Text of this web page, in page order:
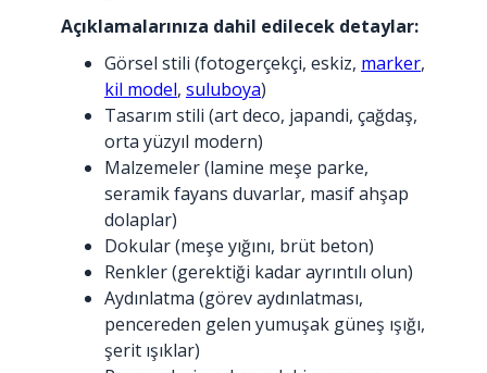
Açıklamalarınıza dahil edilecek detaylar:
Görsel stili (fotogerçekçi, eskiz, marker,
kil model, suluboya)
Tasarım stili (art deco, japandi, çağdaş,
orta yüzyıl modern)
Malzemeler (lamine meşe parke,
seramik fayans duvarlar, masif ahşap
dolaplar)
Dokular (meşe yığını, brüt beton)
Renkler (gerektiği kadar ayrıntılı olun)
Aydınlatma (görev aydınlatması,
pencereden gelen yumuşak güneş ışığı,
şerit ışıklar)